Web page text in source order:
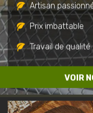
VOIR
Artisan
Prix imbattable
Travail de qualité